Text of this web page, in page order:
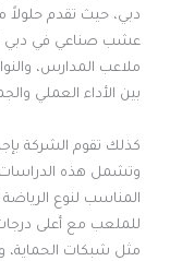
دبي، حيث تقدم حلولاً
عشب صناعي في دبي
ملاعب المدارس،
بين الأداء العملي
كذلك تقوم الشركة
وتشمل هذه الدراسات
المناسب لنوع
للملعب مع أعلى درجات
مثل شبكات الحماية،